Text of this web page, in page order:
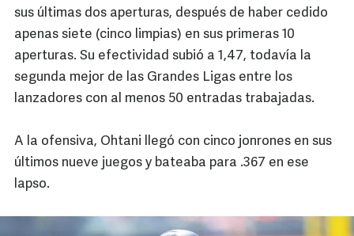
sus últimas dos aperturas, después de haber cedido
apenas siete (cinco limpias) en sus primeras 10
aperturas. Su efectividad subió a 1,47, todavía la
segunda mejor de las Grandes Ligas entre los
lanzadores con al menos 50 entradas trabajadas.
A la ofensiva, Ohtani llegó con cinco jonrones en sus
últimos nueve juegos y bateaba para .367 en ese
lapso.